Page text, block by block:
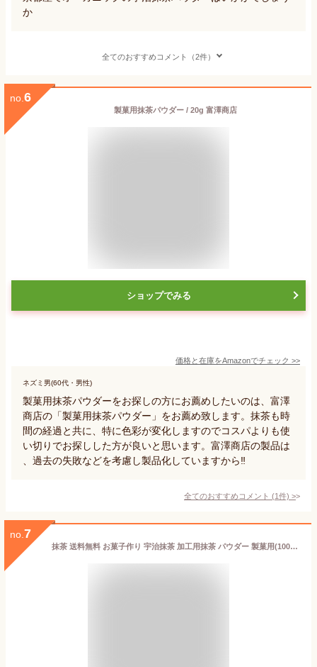
か
全てのおすすめコメント（2件）
no. 6
製菓用抹茶パウダー / 20g 富澤商店
ショップでみる
価格と在庫をAmazonでチェック >>
ネズミ男(60代・男性)
製菓用抹茶パウダーをお探しの方にお薦めしたいのは、富澤
商店の「製菓用抹茶パウダー」をお薦め致します。抹茶も時
間の経過と共に、特に色彩が変化しますのでコスパよりも使
い切りでお探しした方が良いと思います。富澤商店の製品は
、過去の失敗などを考慮し製品化していますから‼️
全てのおすすめコメント (1件) >
no. 7
抹茶 送料無料 お菓子作り 宇治抹茶 加工用抹茶 パウダー 製菓用(100g×2) ケーキ用 洋菓子用 和菓子 お菓子 お料理 業務用 ケーキ用